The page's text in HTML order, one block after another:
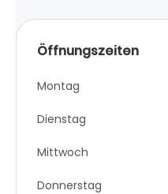
Öffnungszeiten
Montag
Dienstag
Mittwoch
Donnerstag